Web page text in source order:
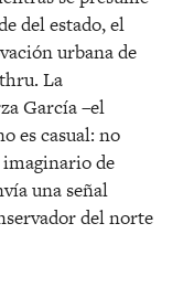
del estado, el
urbana de
La
García –el
es casual: no
imaginario de
a una señal
del norte